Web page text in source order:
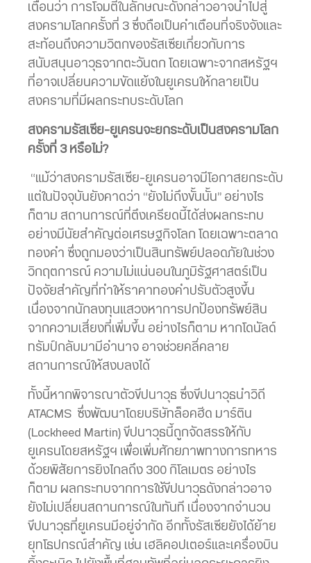
เตือนว่า การโจมตีในลักษณะดังกล่าวอาจนำไปสู่
สงครามโลกครั้งที่ 3 ซึ่งถือเป็นคำเตือนที่จริงจังและ
สะท้อนถึงความวิตกของรัสเซียเกี่ยวกับการ
สนับสนุนอาวุธจากตะวันตก โดยเฉพาะจากสหรัฐฯ
ที่อาจเปลี่ยนความขัดแย้งในยูเครนให้กลายเป็น
สงครามที่มีผลกระทบระดับโลก
สงครามรัสเซีย–ยูเครนจะยกระดับเป็นสงครามโลก
ครั้งที่ 3หรือไม่?
“แม้ว่าสงครามรัสเซีย-ยูเครนอาจมีโอกาสยกระดับ
แต่ในปัจจุบันยังคาดว่า “ยังไม่ถึงขั้นนั้น” อย่างไร
ก็ตาม สถานการณ์ที่ตึงเครียดนี้ได้ส่งผลกระทบ
อย่างมีนัยสำคัญต่อเศรษฐกิจโลก โดยเฉพาะตลาด
ทองคำ ซึ่งถูกมองว่าเป็นสินทรัพย์ปลอดภัยในช่วง
วิกฤตการณ์ ความไม่แน่นอนในภูมิรัฐศาสตร์เป็น
ปัจจัยสำคัญที่ทำให้ราคาทองคำปรับตัวสูงขึ้น
เนื่องจากนักลงทุนแสวงหาการปกป้องทรัพย์สิน
จากความเสี่ยงที่เพิ่มขึ้น อย่างไรก็ตาม หากโดนัลด์
ทรัมป์กลับมามีอำนาจ อาจช่วยคลี่คลาย
สถานการณ์ให้สงบลงได้
ทั้งนี้หากพิจารณาตัวขีปนาวุธ ซึ่งขีปนาวุธนำวิถี
ATACMS ซึ่งพัฒนาโดยบริษัทล็อคฮีด มาร์ติน
(Lockheed Martin) ขีปนาวุธนี้ถูกจัดสรรให้กับ
ยูเครนโดยสหรัฐฯ เพื่อเพิ่มศักยภาพทางการทหาร
ด้วยพิสัยการยิงไกลถึง 300 กิโลเมตร อย่างไร
ก็ตาม ผลกระทบจากการใช้ขีปนาวุธดังกล่าวอาจ
ยังไม่เปลี่ยนสถานการณ์ในทันที เนื่องจากจำนวน
ขีปนาวุธที่ยูเครนมีอยู่จำกัด อีกทั้งรัสเซียยังได้ย้าย
ยุทโธปกรณ์สำคัญ เช่น เฮลิคอปเตอร์และเครื่องบิน